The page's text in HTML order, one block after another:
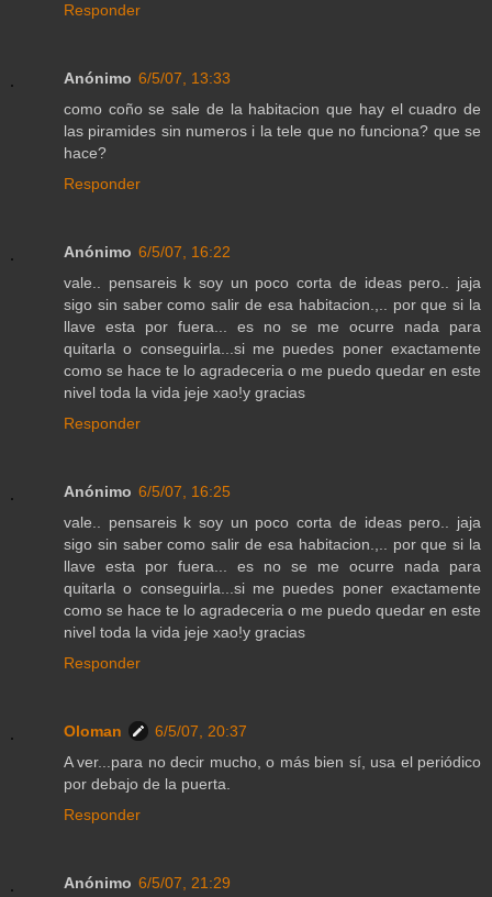
Responder
Anónimo 6/5/07, 13:33
como coño se sale de la habitacion que hay el cuadro de
las piramides sin numeros i la tele que no funciona? que se
hace?
Responder
Anónimo 6/5/07, 16:22
vale.. pensareis k soy un poco corta de ideas pero.. jaja
sigo sin saber como salir de esa habitacion.,.. por que si la
llave esta por fuera... es no se me ocurre nada para
quitarla o conseguirla...si me puedes poner exactamente
como se hace te lo agradeceria o me puedo quedar en este
nivel toda la vida jeje xao!y gracias
Responder
Anónimo 6/5/07, 16:25
vale.. pensareis k soy un poco corta de ideas pero.. jaja
sigo sin saber como salir de esa habitacion.,.. por que si la
llave esta por fuera... es no se me ocurre nada para
quitarla o conseguirla...si me puedes poner exactamente
como se hace te lo agradeceria o me puedo quedar en este
nivel toda la vida jeje xao!y gracias
Responder
Oloman
6/5/07, 20:37
A ver...para no decir mucho, o más bien sí, usa el periódico
por debajo de la puerta.
Responder
Anónimo 6/5/07, 21:29